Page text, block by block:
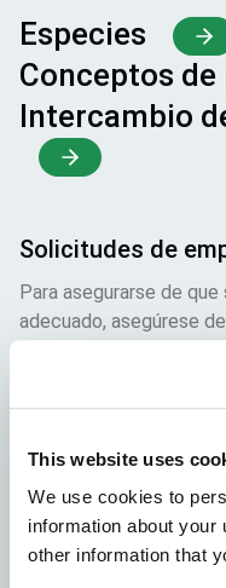
This website uses
We use cookies to
information about
other information that
Especies
Conceptos de
Intercambio
Solicitudes de
Para asegurarse de
adecuado, asegúrese
Visite nuestras
Aller Aqua A/S
Allervej 130, 6070